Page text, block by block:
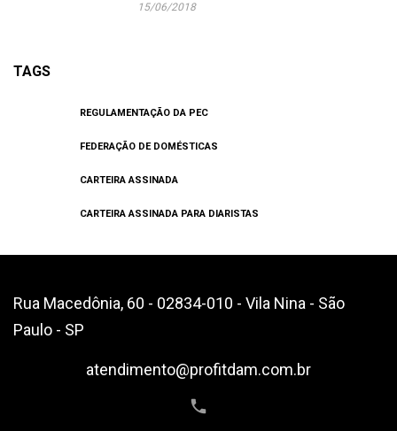
15/06/2018
TAGS
REGULAMENTAÇÃO DA PEC
FEDERAÇÃO DE DOMÉSTICAS
CARTEIRA ASSINADA
CARTEIRA ASSINADA PARA DIARISTAS
Rua Macedônia, 60 - 02834-010 - Vila Nina - São
Paulo - SP
atendimento@profitdam.com.br